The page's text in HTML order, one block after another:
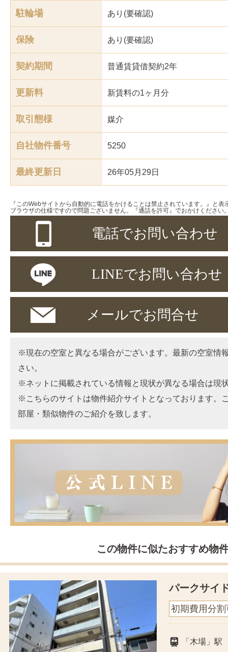
駐輪場 あり(要確認)
保険 あり(要確認)
契約期間 普通賃貸借契約2年
更新料 新賃料の1ヶ月分
取引態様 媒介
自社物件番号 5250
最終更新日 26年05月29日
『このWebサイトから自動的に電話をかけることは禁止されています。』と
ブラウザの仕様ですので問題ございません。『通話を許可』でおかけください
電話でお問い合わせ
LINEでお問い合わせ
メールでお問合せ
※現在の空室と異なる場合がございます。最新の空室情
さい。
※ネットに掲載されている情報と現状が異なる場合は現
※こちらのサイトは物件紹介サイトとなっております。
部屋・類似物件のご紹介を致します。
この物件に似たおすすめ物
パークサイ
初期費用分割
「木場」